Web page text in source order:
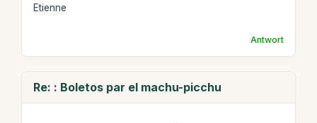
Etienne
Antwort
Re: : Boletos par el machu-picchu